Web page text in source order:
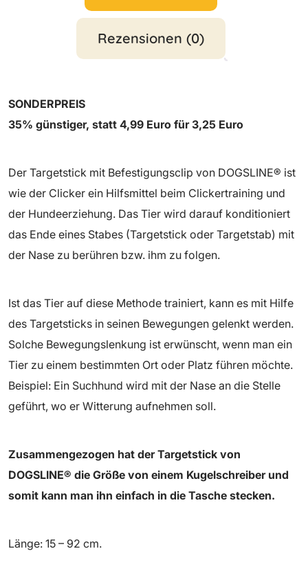
Rezensionen (0)
SONDERPREIS
35% günstiger, statt 4,99 Euro für 3,25 Euro
Der Targetstick mit Befestigungsclip von DOGSLINE® ist
wie der Clicker ein Hilfsmittel beim Clickertraining und
der Hundeerziehung. Das Tier wird darauf konditioniert
das Ende eines Stabes (Targetstick oder Targetstab) mit
der Nase zu berühren bzw. ihm zu folgen.
Ist das Tier auf diese Methode trainiert, kann es mit Hilfe
des Targetsticks in seinen Bewegungen gelenkt werden.
Solche Bewegungslenkung ist erwünscht, wenn man ein
Tier zu einem bestimmten Ort oder Platz führen möchte.
Beispiel: Ein Suchhund wird mit der Nase an die Stelle
geführt, wo er Witterung aufnehmen soll.
Zusammengezogen hat der Targetstick von
DOGSLINE® die Größe von einem Kugelschreiber und
somit kann man ihn einfach in die Tasche stecken.
Länge: 15 – 92 cm.